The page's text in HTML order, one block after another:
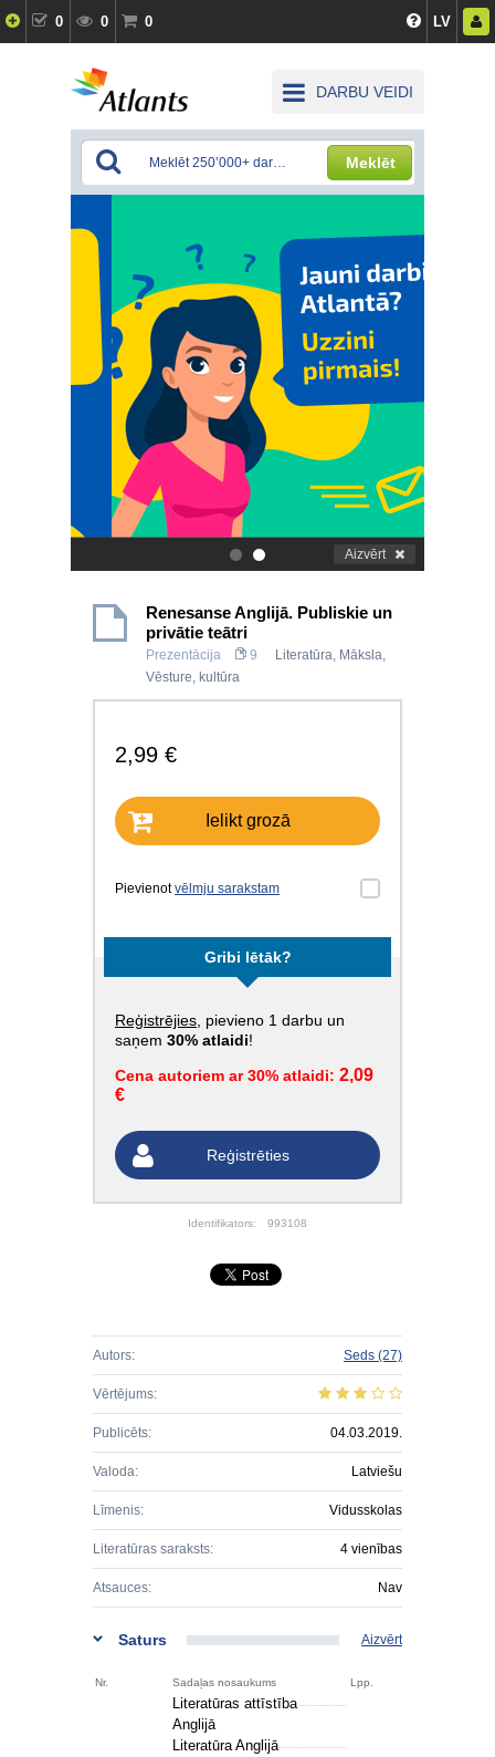
0 0 0 LV
DARBU VEIDI
Meklēt
. Aizvērt
Renesanse Anglijā. Publiskie un
privātie teātri
Prezentācija 9 Literatūra, Māksla,
Vēsture, kultūra
2,99 €
Ielikt grozā
Pievienotvēlmju sarakstam
Gribi lētāk?
Reģistrējies , pievieno 1 darbu un
saņem 30% atlaidi!
Cena autoriem ar 30% atlaidi: 2,09
€
Reģistrēties
Identifikators: 993108
Autors: Seds (27)
Vērtējums:
Publicēts: 04.03.2019.
Valoda: Latviešu
Līmenis: Vidusskolas
Literatūras saraksts: 4 vienības
Atsauces: Nav
Saturs Aizvērt
Nr. Sadaļas nosaukums Lpp.
Literatūras attīstība
Anglijā
Literatūra Anglijā